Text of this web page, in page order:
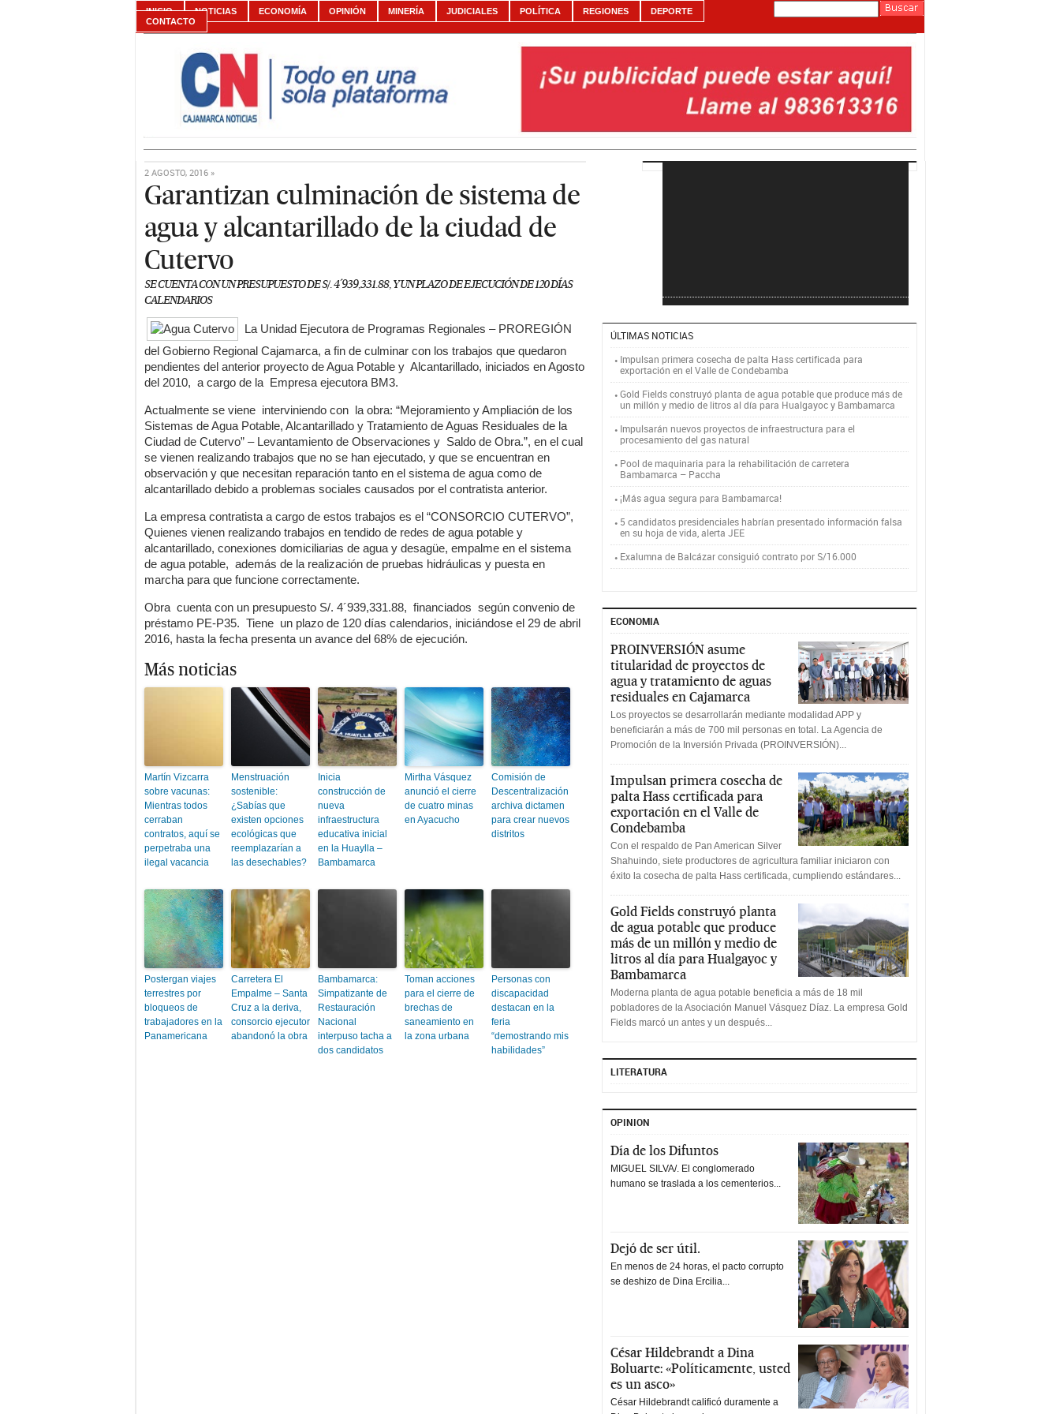
INICIO NOTICIAS ECONOMÍA OPINIÓN MINERÍA JUDICIALES POLÍTICA REGIONES
DEPORTE
CONTACTO
2 AGOSTO, 2016 »
Garantizan culminación de sistema de
agua y alcantarillado de la ciudad de
Cutervo
SE CUENTA CON UN PRESUPUESTO DE S/. 4´939,331.88, Y UN PLAZO DE EJECUCIÓN DE 120 DÍAS
CALENDARIOS
La Unidad Ejecutora de Programas Regionales – PROREGIÓN
del Gobierno Regional Cajamarca, a fin de culminar con los trabajos que quedaron
pendientes del anterior proyecto de Agua Potable y Alcantarillado, iniciados en Agosto
del 2010, a cargo de la Empresa ejecutora BM3.
Actualmente se viene interviniendo con la obra: “Mejoramiento y Ampliación de los
Sistemas de Agua Potable, Alcantarillado y Tratamiento de Aguas Residuales de la
Ciudad de Cutervo” – Levantamiento de Observaciones y Saldo de Obra.”, en el cual
se vienen realizando trabajos que no se han ejecutado, y que se encuentran en
observación y que necesitan reparación tanto en el sistema de agua como de
alcantarillado debido a problemas sociales causados por el contratista anterior.
La empresa contratista a cargo de estos trabajos es el “CONSORCIO CUTERVO”,
Quienes vienen realizando trabajos en tendido de redes de agua potable y
alcantarillado, conexiones domiciliarias de agua y desagüe, empalme en el sistema
de agua potable, además de la realización de pruebas hidráulicas y puesta en
marcha para que funcione correctamente.
Obra cuenta con un presupuesto S/. 4´939,331.88, financiados según convenio de
préstamo PE-P35. Tiene un plazo de 120 días calendarios, iniciándose el 29 de abril
2016, hasta la fecha presenta un avance del 68% de ejecución.
Más noticias
Martín Vizcarra
sobre vacunas:
Mientras todos
cerraban
contratos, aquí se
perpetraba una
ilegal vacancia
Menstruación
sostenible:
¿Sabías que
existen opciones
ecológicas que
reemplazarían a
las desechables?
Inicia
construcción de
nueva
infraestructura
educativa inicial
en la Huaylla –
Bambamarca
Mirtha Vásquez
anunció el cierre
de cuatro minas
en Ayacucho
Comisión de
Descentralización
archiva dictamen
para crear nuevos
distritos
Postergan viajes
terrestres por
bloqueos de
trabajadores en la
Panamericana
Carretera El
Empalme – Santa
Cruz a la deriva,
consorcio ejecutor
abandonó la obra
Bambamarca:
Simpatizante de
Restauración
Nacional
interpuso tacha a
dos candidatos
Toman acciones
para el cierre de
brechas de
saneamiento en
la zona urbana
Personas con
discapacidad
destacan en la
feria
“demostrando mis
habilidades”
ÚLTIMAS NOTICIAS
Impulsan primera cosecha de palta Hass certificada para
exportación en el Valle de Condebamba
Gold Fields construyó planta de agua potable que produce más de
un millón y medio de litros al día para Hualgayoc y Bambamarca
Impulsarán nuevos proyectos de infraestructura para el
procesamiento del gas natural
Pool de maquinaria para la rehabilitación de carretera
Bambamarca – Paccha
¡Más agua segura para Bambamarca!
5 candidatos presidenciales habrían presentado información falsa
en su hoja de vida, alerta JEE
Exalumna de Balcázar consiguió contrato por S/16.000
ECONOMIA
PROINVERSIÓN asume
titularidad de proyectos de
agua y tratamiento de aguas
residuales en Cajamarca
Los proyectos se desarrollarán mediante modalidad APP y
beneficiarán a más de 700 mil personas en total. La Agencia de
Promoción de la Inversión Privada (PROINVERSIÓN)...
Impulsan primera cosecha de
palta Hass certificada para
exportación en el Valle de
Condebamba
Con el respaldo de Pan American Silver
Shahuindo, siete productores de agricultura familiar iniciaron con
éxito la cosecha de palta Hass certificada, cumpliendo estándares...
Gold Fields construyó planta
de agua potable que produce
más de un millón y medio de
litros al día para Hualgayoc y
Bambamarca
Moderna planta de agua potable beneficia a más de 18 mil
pobladores de la Asociación Manuel Vásquez Díaz. La empresa Gold
Fields marcó un antes y un después...
LITERATURA
OPINION
Día de los Difuntos
MIGUEL SILVA/. El conglomerado
humano se traslada a los cementerios...
Dejó de ser útil.
En menos de 24 horas, el pacto corrupto
se deshizo de Dina Ercilia...
César Hildebrandt a Dina
Boluarte: «Políticamente, usted
es un asco»
César Hildebrandt calificó duramente a